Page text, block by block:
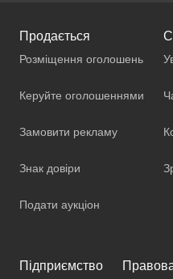
Продається
Розміщення оголошень
Керуйте оголошеннями
Замовити рекламу
Знак довіри
Подати аукціон
Підприємство